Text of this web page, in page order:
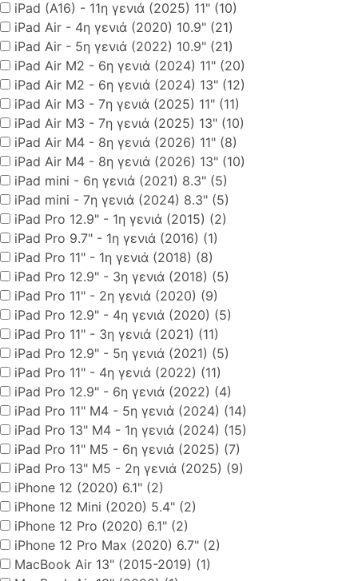
iPad (A16) - 11η γενιά (2025) 11" (10)
iPad Air - 4η γενιά (2020) 10.9" (21)
iPad Air - 5η γενιά (2022) 10.9" (21)
iPad Air M2 - 6η γενιά (2024) 11" (20)
iPad Air M2 - 6η γενιά (2024) 13" (12)
iPad Air M3 - 7η γενιά (2025) 11" (11)
iPad Air M3 - 7η γενιά (2025) 13" (10)
iPad Air M4 - 8η γενιά (2026) 11" (8)
iPad Air M4 - 8η γενιά (2026) 13" (10)
iPad mini - 6η γενιά (2021) 8.3" (5)
iPad mini - 7η γενιά (2024) 8.3" (5)
iPad Pro 12.9" - 1η γενιά (2015) (2)
iPad Pro 9.7" - 1η γενιά (2016) (1)
iPad Pro 11" - 1η γενιά (2018) (8)
iPad Pro 12.9" - 3η γενιά (2018) (5)
iPad Pro 11" - 2η γενιά (2020) (9)
iPad Pro 12.9" - 4η γενιά (2020) (5)
iPad Pro 11" - 3η γενιά (2021) (11)
iPad Pro 12.9" - 5η γενιά (2021) (5)
iPad Pro 11" - 4η γενιά (2022) (11)
iPad Pro 12.9" - 6η γενιά (2022) (4)
iPad Pro 11" M4 - 5η γενιά (2024) (14)
iPad Pro 13" M4 - 1η γενιά (2024) (15)
iPad Pro 11" M5 - 6η γενιά (2025) (7)
iPad Pro 13" M5 - 2η γενιά (2025) (9)
iPhone 12 (2020) 6.1" (2)
iPhone 12 Mini (2020) 5.4" (2)
iPhone 12 Pro (2020) 6.1" (2)
iPhone 12 Pro Max (2020) 6.7" (2)
MacBook Air 13" (2015-2019) (1)